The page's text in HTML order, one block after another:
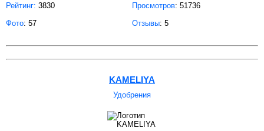
Рейтинг: 3830 Просмотров: 51736
Фото: 57 Отзывы: 5
KAMELIYA
Удобрения